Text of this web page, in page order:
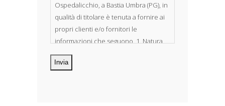
Ospedalicchio, a Bastia Umbra (PG), in
qualità di titolare è tenuta a fornire ai
propri clienti e/o fornitori le
informazioni che seguono. 1. Natura
dei dati personali Costituiscono
oggetto di trattamento i Suoi dati